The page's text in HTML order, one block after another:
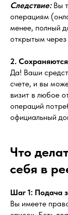
Следствие: Вы
операциям
менее, полный
открытым
2.
Да! Ваши
счете, и вы
визит в любое
операций
официальный
Что
себя в
Шаг 1: Подача
Вы имеете